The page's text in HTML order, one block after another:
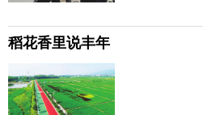
稻花香里说丰年